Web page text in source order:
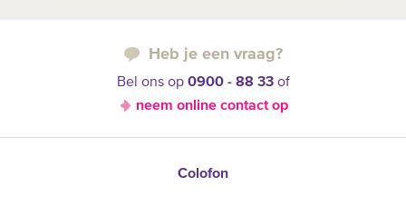
Heb je een vraag?
Bel ons op 0900 - 88 33of
neem online contact op
Colofon